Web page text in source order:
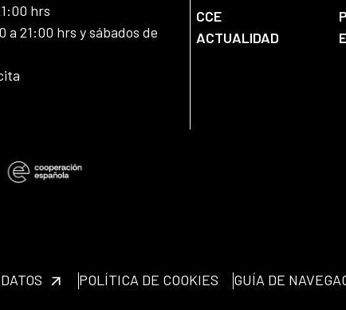
hrs
a 21:00 hrs y sábados de
CCE
ACTUALIDAD
POLÍTICA DE COOKIES GUÍA DE